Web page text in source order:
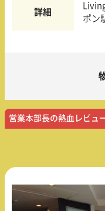
詳細
ポン
営業本部長の熱血レビュ